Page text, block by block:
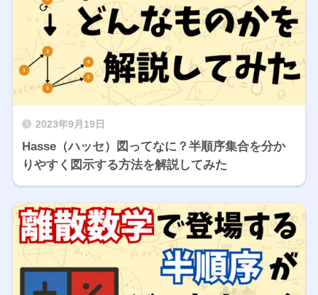
2023年9月19日
Hasse（ハッセ）図ってなに？半順序集合を分か
りやすく図示する方法を解説してみた